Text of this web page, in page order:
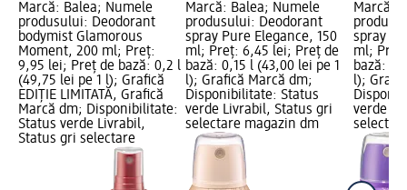
Marcă: Balea; Numele
produsului: Deodorant
bodymist Glamorous
Moment, 200 ml; Preț:
9,95 lei; Preț de bază: 0,2 l
(49,75 lei pe 1 l); Grafică
EDIȚIE LIMITATĂ, Grafică
Marcă dm; Disponibilitate:
Status verde Livrabil,
Status gri selectare
Marcă: Balea; Numele
produsului: Deodorant
spray Pure Elegance, 150
ml; Preț: 6,45 lei; Preț de
bază: 0,15 l (43,00 lei pe 1
l); Grafică Marcă dm;
Disponibilitate: Status
verde Livrabil, Status gri
selectare magazin dm
Marcă:
spray
ml;
bază:
l);
verde